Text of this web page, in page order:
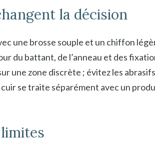
la décision
une brosse souple et un chiffon
du battant, de l’anneau et des
une zone discrète ; évitez les
se traite séparément avec un